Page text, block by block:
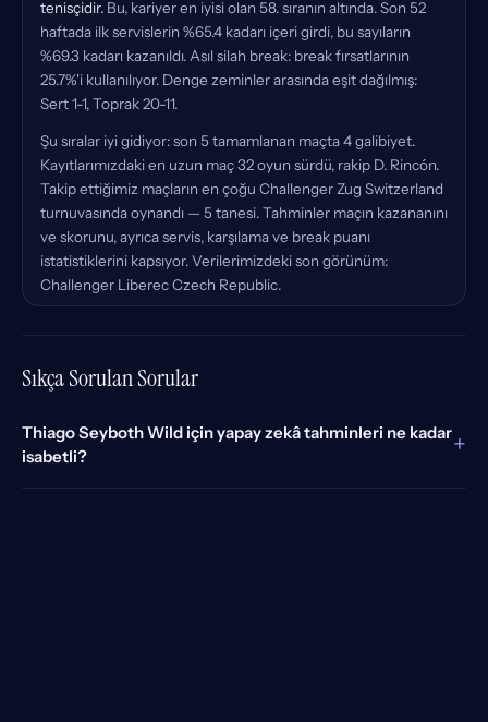
tenisçidir. Bu, kariyer en iyisi olan 58. sıranın altında. Son 52
haftada ilk servislerin %65.4 kadarı içeri girdi, bu sayıların
%69.3 kadarı kazanıldı. Asıl silah break: break fırsatlarının
25.7%'i kullanılıyor. Denge zeminler arasında eşit dağılmış:
Sert 1-1, Toprak 20-11.
Şu sıralar iyi gidiyor: son 5 tamamlanan maçta 4 galibiyet.
Kayıtlarımızdaki en uzun maç 32 oyun sürdü, rakip D. Rincón.
Takip ettiğimiz maçların en çoğu Challenger Zug Switzerland
turnuvasında oynandı — 5 tanesi. Tahminler maçın kazananını
ve skorunu, ayrıca servis, karşılama ve break puanı
istatistiklerini kapsıyor. Verilerimizdeki son görünüm:
Challenger Liberec Czech Republic.
Sıkça Sorulan Sorular
Thiago Seyboth Wild için yapay zekâ tahminleri ne kadar
isabetli?
+